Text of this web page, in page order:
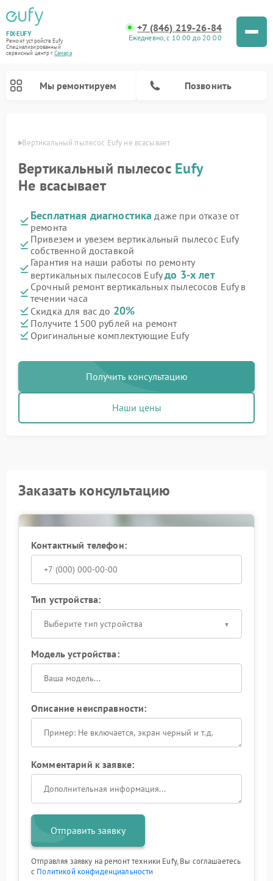
FIX-EUFY
Ремонт устройств Eufy
Специализированный
cервисный центр г.Самара
+7 (846) 219-26-84
Ежедневно, с 10:00 до 20:00
Мы ремонтируем Позвонить
Вертикальный пылесос Eufy не всасывает
Вертикальный пылесос Eufy
Не всасывает
Бесплатная диагностика даже при отказе от
ремонта
Привезем и увезем вертикальный пылесос Eufy
собственной доставкой
Гарантия на наши работы по ремонту
вертикальных пылесосов Eufyдо 3-х лет
Срочный ремонт вертикальных пылесосов Eufy в
течении часа
Скидка для вас до 20%
Получите 1500 рублей на ремонт
Оригинальные комплектующие Eufy
Получить консультацию
Наши цены
Заказать консультацию
Контактный телефон:
Тип устройства:
Выберите тип устройства
Модель устройства:
Описание неисправности:
Комментарий к заявке:
Отправить заявку
Отправляя заявку на ремонт техники Eufy, Вы соглашаетесь
с Политикой конфиденциальности